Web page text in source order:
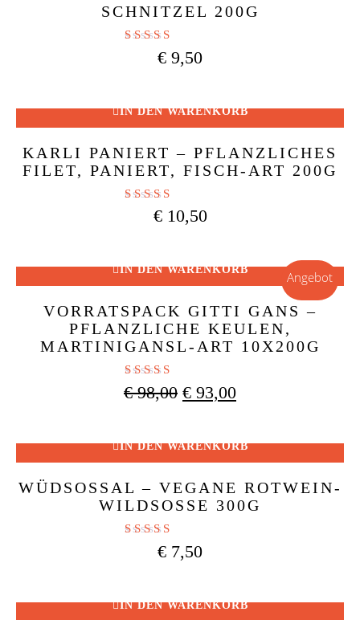
SCHNITZEL 200G
Bewertet mit
4.86€ 9,50
IN DEN WARENKORB
KARLI PANIERT – PFLANZLICHES
FILET, PANIERT, FISCH-ART 200G
Bewertet mit
5.00
€10,50
Angebot
IN DEN WARENKORB
VORRATSPACK GITTI GANS –
PFLANZLICHE KEULEN,
MARTINIGANSL-ART 10X200G
Bewertet mit
5.00
€98,00 Ursprünglicher
€ 98,00
€ 93,00Aktueller
€ 93,00.
IN DEN WARENKORB
WÜDSOSSAL – VEGANE ROTWEIN-
WILDSOSSE 300G
Bewertet mit
4.71€ 7,50
IN DEN WARENKORB